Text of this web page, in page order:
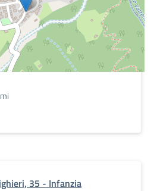
35 - Infanzia